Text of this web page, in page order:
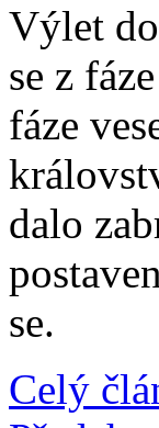
Výlet
se z
fáze
dalo
se.
Celý